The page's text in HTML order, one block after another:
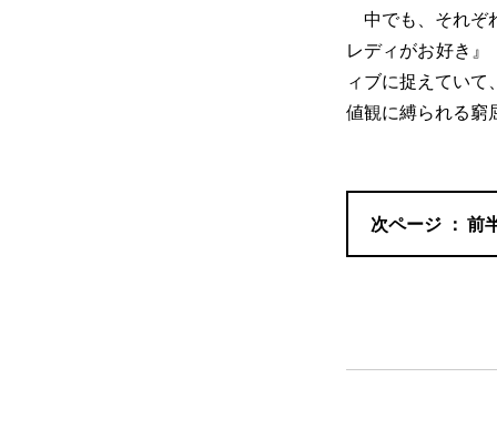
中でも、それぞ
レディがお好き
ィブに捉えてい
値観に縛られる窮
前